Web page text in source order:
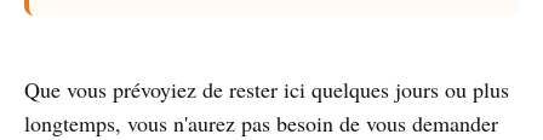
Que vous prévoyiez de rester ici quelques jours ou plus
longtemps, vous n'aurez pas besoin de vous demander